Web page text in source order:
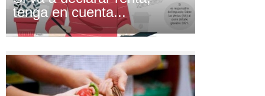
tenga en cuenta...